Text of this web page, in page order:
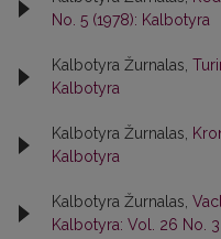
No. 5 (1978): Kalbotyra
Kalbotyra Žurnalas,
Kalbotyra
Kalbotyra Žurnalas,
Kalbotyra
Kalbotyra Žurnalas,
Kalbotyra: Vol. 26 No.